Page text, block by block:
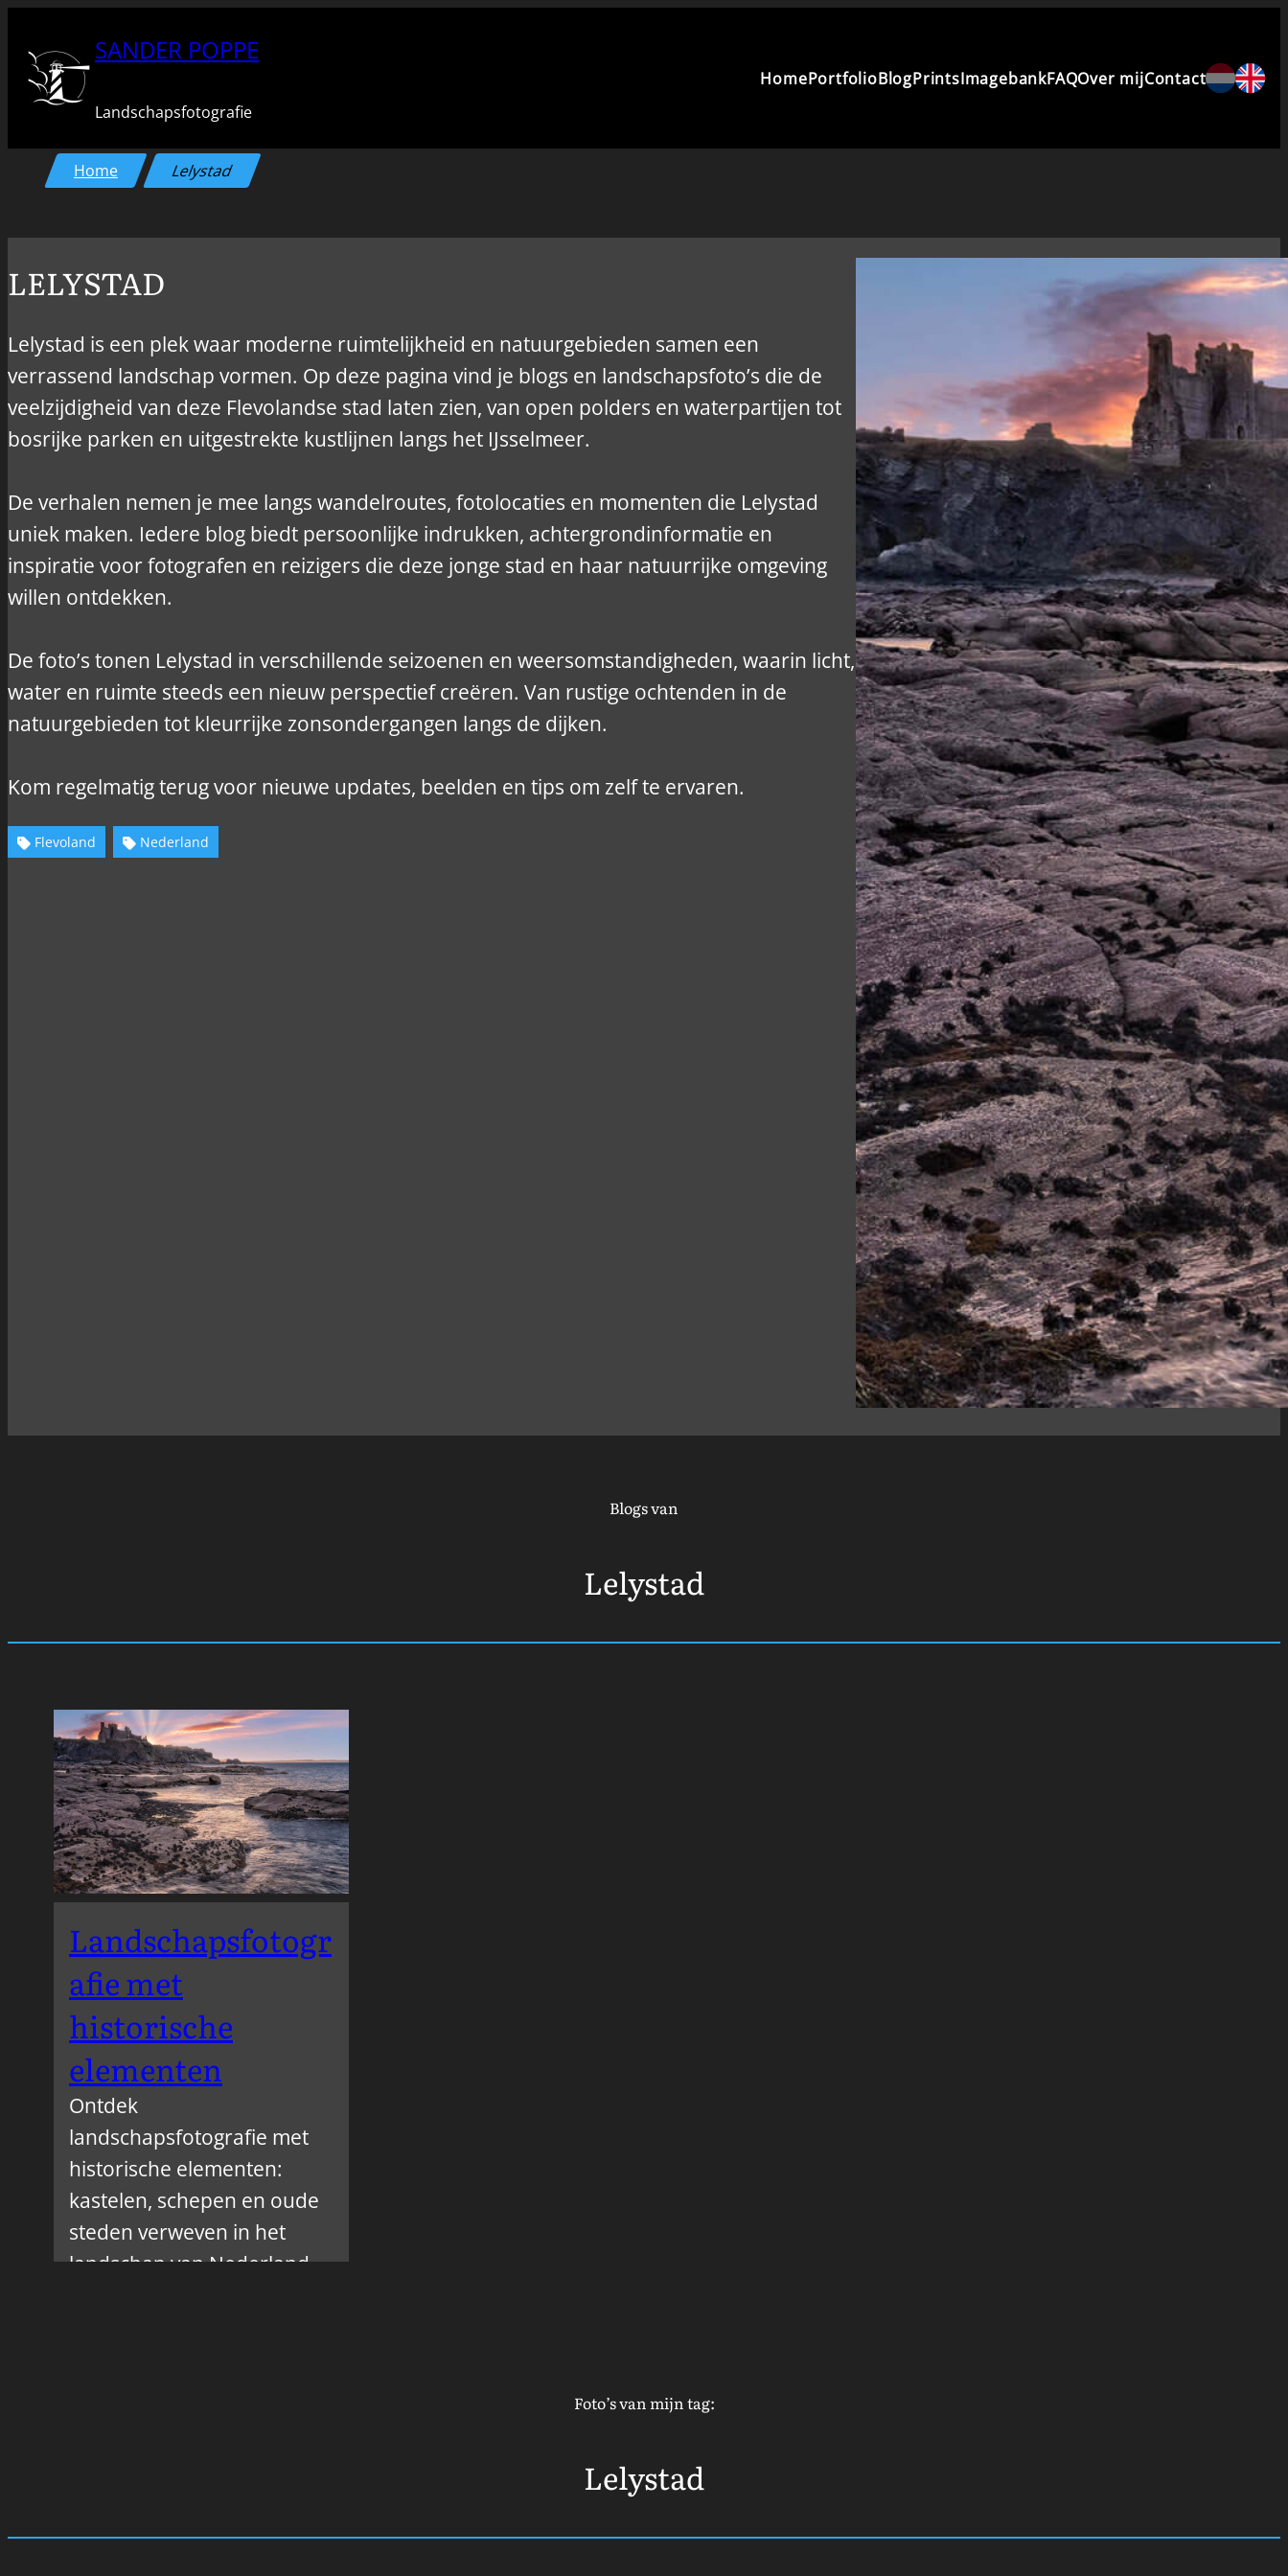
naar
de
SANDER POPPE
Landschapsfotografie
HomePortfolioBlogPrintsImagebankFAQOver mijContact
Home Lelystad
LELYSTAD
Lelystad is een plek waar moderne ruimtelijkheid en natuurgebieden samen een
verrassend landschap vormen. Op deze pagina vind je blogs en landschapsfoto’s die de
veelzijdigheid van deze Flevolandse stad laten zien, van open polders en waterpartijen tot
bosrijke parken en uitgestrekte kustlijnen langs het IJsselmeer.
De verhalen nemen je mee langs wandelroutes, fotolocaties en momenten die Lelystad
uniek maken. Iedere blog biedt persoonlijke indrukken, achtergrondinformatie en
inspiratie voor fotografen en reizigers die deze jonge stad en haar natuurrijke omgeving
willen ontdekken.
De foto’s tonen Lelystad in verschillende seizoenen en weersomstandigheden, waarin licht,
water en ruimte steeds een nieuw perspectief creëren. Van rustige ochtenden in de
natuurgebieden tot kleurrijke zonsondergangen langs de dijken.
Kom regelmatig terug voor nieuwe updates, beelden en tips om zelf te ervaren.
Flevoland Nederland
Blogs van
Lelystad
Landschapsfotogr
afie met
historische
elementen
Ontdek
landschapsfotografie met
historische elementen:
kastelen, schepen en oude
steden verweven in het
landschap van Nederland
Foto’s van mijn tag:
Lelystad